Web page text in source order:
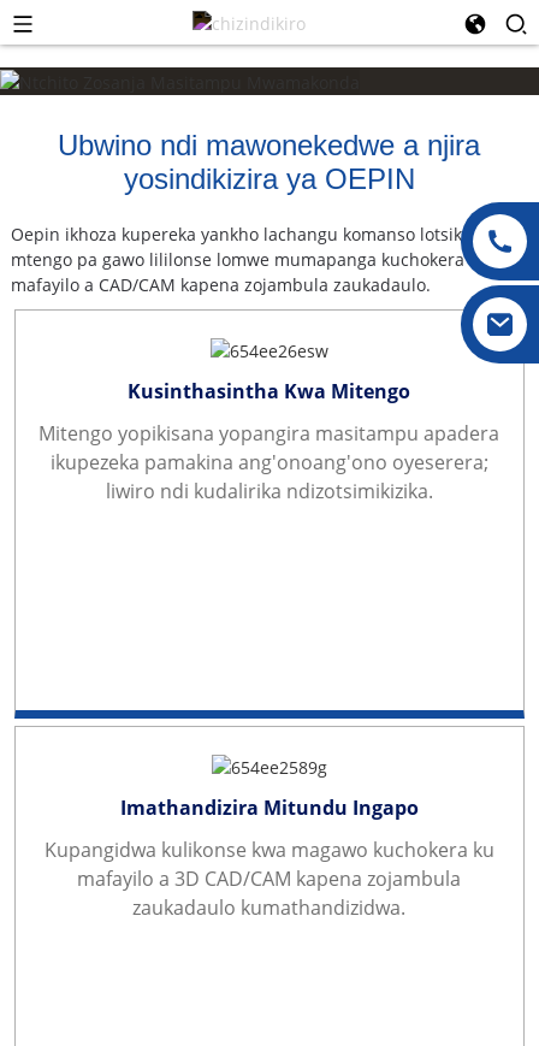
Ubwino ndi mawonekedwe a njira
yosindikizira ya OEPIN
Oepin ikhoza kupereka yankho lachangu komanso lotsika
mtengo pa gawo lililonse lomwe mumapanga kuchokera ku
mafayilo a CAD/CAM kapena zojambula zaukadaulo.
Kusinthasintha Kwa Mitengo
Mitengo yopikisana yopangira masitampu apadera
ikupezeka pamakina ang'onoang'ono oyeserera;
liwiro ndi kudalirika ndizotsimikizika.
Imathandizira Mitundu Ingapo
Kupangidwa kulikonse kwa magawo kuchokera ku
mafayilo a 3D CAD/CAM kapena zojambula
zaukadaulo kumathandizidwa.